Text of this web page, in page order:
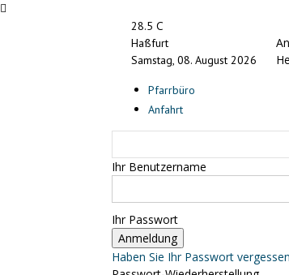
28.5 C
Haßfurt
Samstag, 08. August 2026
Pfarrbüro
Anfahrt
Ihr Benutzername
Ihr Passwort
Haben Sie Ihr Passwort